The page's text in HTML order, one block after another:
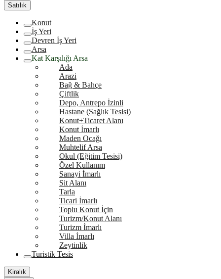
Satılık
Konut
İş Yeri
Devren İş Yeri
Arsa
Kat Karşılığı Arsa
Ada
Arazi
Bağ & Bahçe
Çiftlik
Depo, Antrepo İzinli
Hastane (Sağlık Tesisi)
Konut+Ticaret Alanı
Konut İmarlı
Maden Ocağı
Muhtelif Arsa
Okul (Eğitim Tesisi)
Özel Kullanım
Sanayi İmarlı
Sit Alanı
Tarla
Ticari İmarlı
Toplu Konut İçin
Turizm/Konut Alanı
Turizm İmarlı
Villa İmarlı
Zeytinlik
Turistik Tesis
Kiralık